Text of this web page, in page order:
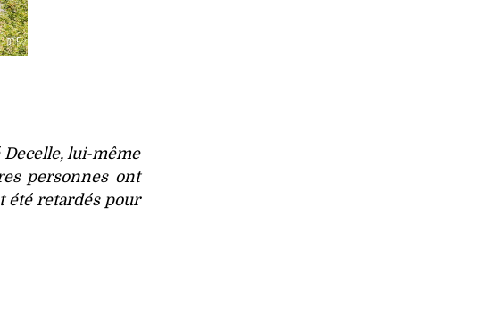
lui-même
personnes ont
été retardés pour